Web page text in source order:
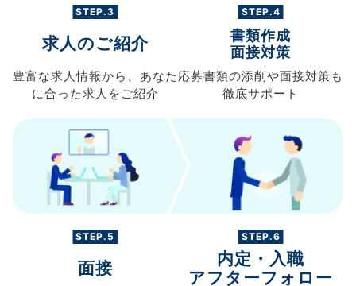
STEP.3
求人のご紹介
豊富な求人情報から、 あなた
に合った求人を ご紹介
STEP.4
書類作成
面接対策
応募書類の添削や面接対策も
徹底サポート
STEP.5
面接
STEP.6
内定・入職
アフターフォロー